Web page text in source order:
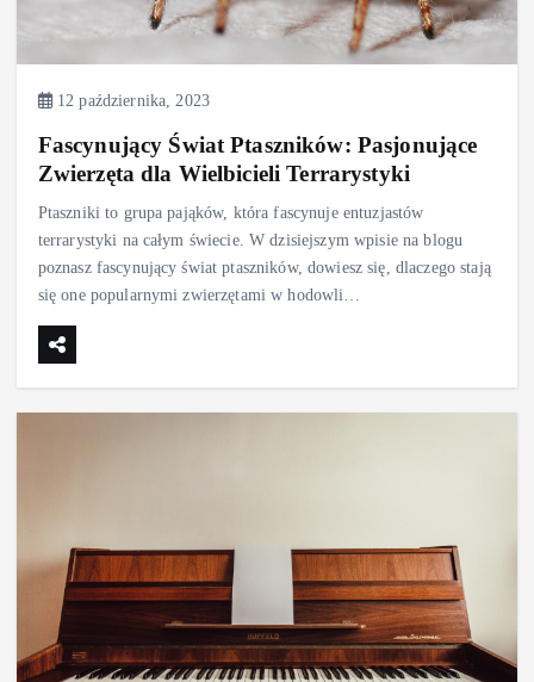
12 października, 2023
Fascynujący Świat Ptaszników: Pasjonujące
Zwierzęta dla Wielbicieli Terrarystyki
Ptaszniki to grupa pająków, która fascynuje entuzjastów
terrarystyki na całym świecie. W dzisiejszym wpisie na blogu
poznasz fascynujący świat ptaszników, dowiesz się, dlaczego stają
się one popularnymi zwierzętami w hodowli…